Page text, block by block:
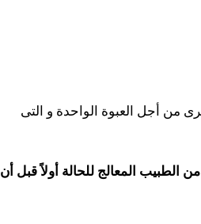
من العديد من الصيدليات المختلفة و ذلك بسعر يصل إلى حوالى 12 جنيه مصرى من أجل العبوة الواحدة و التى
الطبية من الطبيب المعالج للحالة أولاً قبل أن